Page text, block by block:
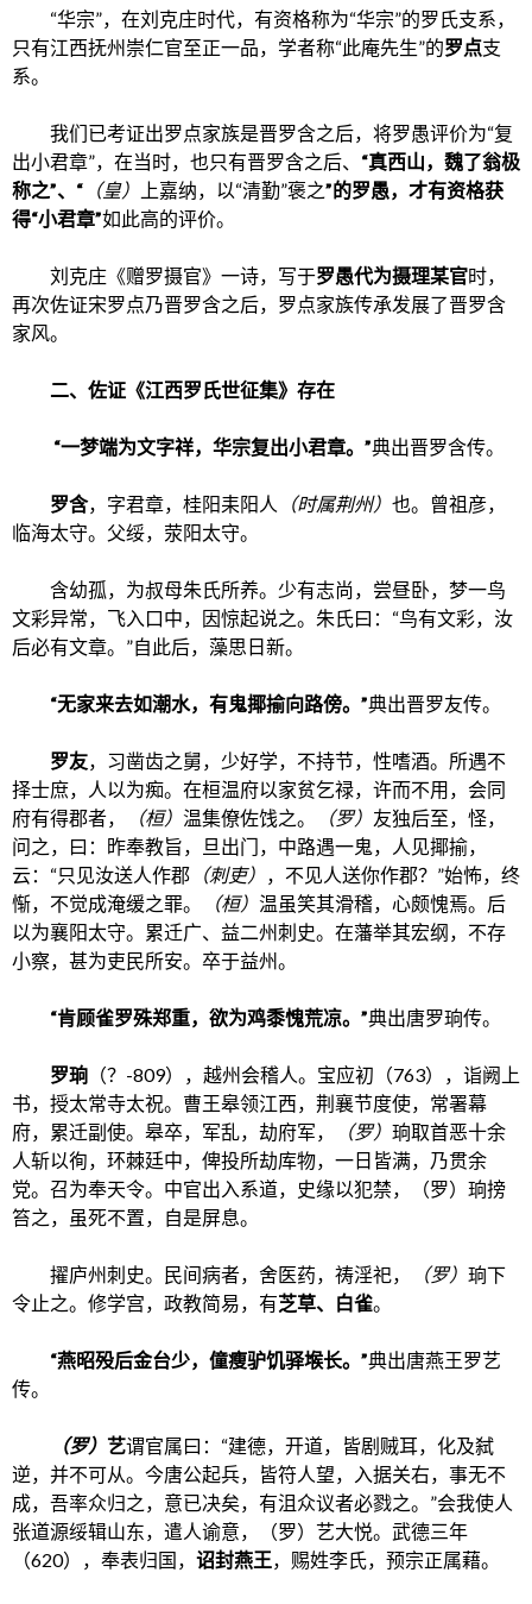
“华宗”，在刘克庄时代，有资格称为“华宗”的罗氏支系，
只有江西抚州崇仁官至正一品，学者称“此庵先生”的罗点支
系。
我们已考证出罗点家族是晋罗含之后，将罗愚评价为“复
出小君章”，在当时，也只有晋罗含之后、 “真西山，魏了翁极
称之”、“ （皇） 上嘉纳，以“清勤”褒之”的罗愚，才有资格获
得“小君章”如此高的评价。
刘克庄《赠罗摄官》一诗，写于罗愚代为摄理某官时，
再次佐证宋罗点乃晋罗含之后，罗点家族传承发展了晋罗含
家风。
二、佐证《江西罗氏世征集》存在
“一梦端为文字祥，华宗复出小君章。”典出晋罗含传。
罗含，字君章，桂阳耒阳人 （时属荆州） 也。曾祖彦，
临海太守。父绥，荥阳太守。
含幼孤，为叔母朱氏所养。少有志尚，尝昼卧，梦一鸟
文彩异常，飞入口中，因惊起说之。朱氏曰：“鸟有文彩，汝
后必有文章。”自此后，藻思日新。
“无家来去如潮水，有鬼揶揄向路傍。”典出晋罗友传。
罗友，习凿齿之舅，少好学，不持节，性嗜酒。所遇不
择士庶，人以为痴。在桓温府以家贫乞禄，许而不用，会同
府有得郡者，
（桓） 温集僚佐饯之。 （罗） 友独后至，怪，
问之，曰：昨奉教旨，旦出门，中路遇一鬼，人见揶揄，
云：“只见汝送人作郡 （刺吏） ，不见人送你作郡？”始怖，终
惭，不觉成淹缓之罪。
（桓） 温虽笑其滑稽，心颇愧焉。后
以为襄阳太守。累迁广、益二州刺史。在藩举其宏纲，不存
小察，甚为吏民所安。卒于益州。
“肯顾雀罗殊郑重，欲为鸡黍愧荒凉。”典出唐罗珦传。
罗珦 （？-809），越州会稽人。宝应初（763），诣阙上
书，授太常寺太祝。曹王皋领江西，荆襄节度使，常署幕
府，累迁副使。皋卒，军乱，劫府军，
（罗） 珦取首恶十余
人斩以徇，环棘廷中，俾投所劫库物，一日皆满，乃贯余
党。召为奉天令。中官出入系道，史缘以犯禁，（罗）珦搒
笞之，虽死不置，自是屏息。
擢庐州刺史。民间病者，舍医药，祷淫祀， （罗） 珦下
令止之。修学宫，政教简易，有芝草、白雀。
“燕昭殁后金台少，僮瘦驴饥驿堠长。”典出唐燕王罗艺
传。
（罗） 艺谓官属曰：“建德，开道，皆剧贼耳，化及弑
逆，并不可从。今唐公起兵，皆符人望，入据关右，事无不
成，吾率众归之，意已决矣，有沮众议者必戮之。”会我使人
张道源绥辑山东，遣人谕意，（罗）艺大悦。武德三年
（620），奉表归国， 诏封燕王，赐姓李氏，预宗正属藉。